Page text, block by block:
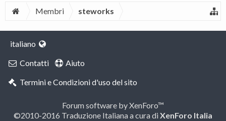
Membri steworks
italiano
Contatti
Aiuto
Termini e Condizioni d'uso del sito
Forum software by XenForo™
©2010-2016 Traduzione Italiana a cura diXenForo Italia